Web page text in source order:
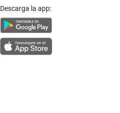
Descarga la app: